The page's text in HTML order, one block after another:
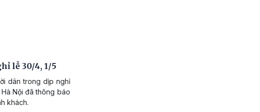
lễ 30/4, 1/5
dân trong dịp nghỉ
Nội đã thông báo
khách.